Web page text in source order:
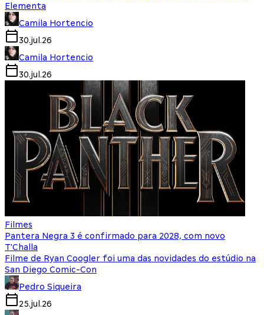
Elementa
Camila Hortencio
30.jul.26
Camila Hortencio
30.jul.26
Filmes
Pantera Negra 3 é confirmado para 2028, com novo
T'Challa
Filme de Ryan Coogler foi uma das novidades do estúdio na
San Diego Comic-Con
Pedro Siqueira
25.jul.26